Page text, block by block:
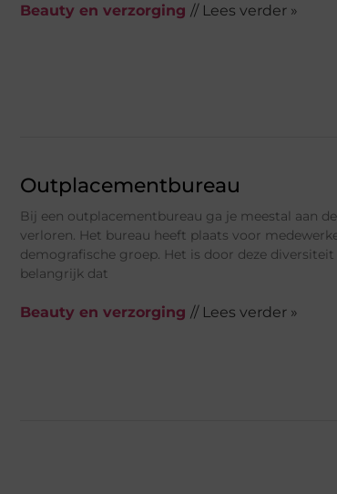
Beauty en verzorging // Lees verder »
Outplacementbureau
Bij een outplacementbureau ga je meestal aan
verloren. Het bureau heeft plaats voor
demografische groep. Het is door deze
belangrijk dat
Beauty en verzorging // Lees verder »